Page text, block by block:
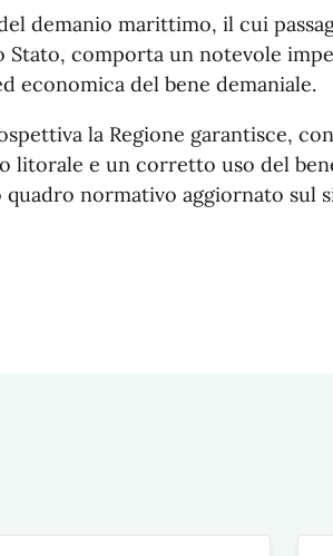
demanio marittimo, il cui
Stato, comporta un notevole
economica del bene demaniale.
la Regione garantisce,
litorale e un corretto uso del
quadro normativo aggiornato sul